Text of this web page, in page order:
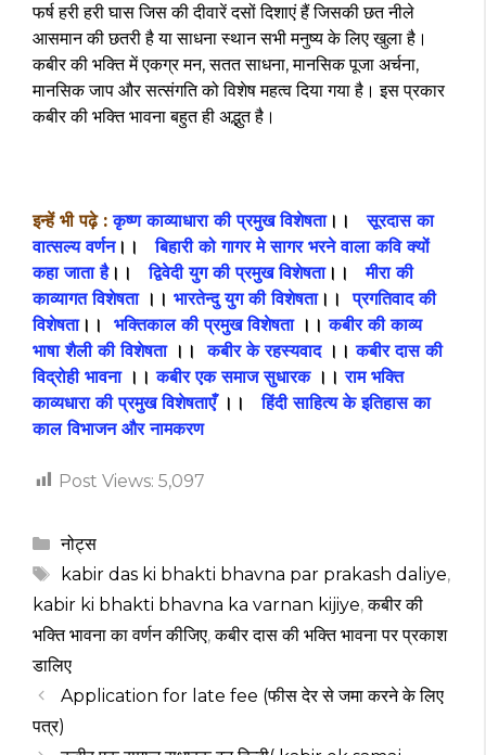
फर्ष हरी हरी घास जिस की दीवारें दसों दिशाएं हैं जिसकी छत नीले
आसमान की छतरी है या साधना स्थान सभी मनुष्य के लिए खुला है।
कबीर की भक्ति में एकग्र मन, सतत साधना, मानसिक पूजा अर्चना,
मानसिक जाप और सत्संगति को विशेष महत्व दिया गया है। इस प्रकार
कबीर की भक्ति भावना बहुत ही अद्भुत है।
इन्हें भी पढ़े : कृष्ण काव्याधारा की प्रमुख विशेषता।।सूरदास का
वात्सल्य वर्णन।।बिहारी को गागर मे सागर भरने वाला कवि क्यों
कहा जाता है।।द्विवेदी युग की प्रमुख विशेषता।।मीरा की
काव्यागत विशेषता ।। भारतेन्दु युग की विशेषता।।प्रगतिवाद की
विशेषता।। भक्तिकाल की प्रमुख विशेषता ।।कबीरकी काव्य
भाषा शैली की विशेषता।।कबीर के रहस्यवाद।।कबीर दास की
विद्रोही भावना।।कबीर एक समाज सुधारक।।राम भक्ति
काव्यधारा की प्रमुख विशेषताएँ।।हिंदी साहित्य के इतिहास का
काल विभाजन और नामकरण
Post Views: 5,097
Categories
नोट्स
Tags
kabir das ki bhakti bhavna par prakash daliye,
kabir ki bhakti bhavna ka varnan kijiye,कबीर की
भक्ति भावना का वर्णन कीजिए,कबीर दास की भक्ति भावना पर प्रकाश
डालिए
Application for late fee (फीस देर से जमा करने के लिए
पत्र)